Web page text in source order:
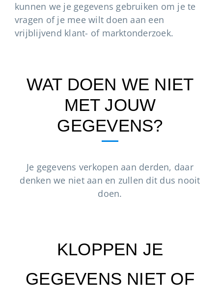
kunnen we je gegevens gebruiken om je te
vragen of je mee wilt doen aan een
vrijblijvend klant- of marktonderzoek.
WAT DOEN WE NIET
MET JOUW
GEGEVENS?
Je gegevens verkopen aan derden, daar
denken we niet aan en zullen dit dus nooit
doen.
KLOPPEN JE
GEGEVENS NIET OF